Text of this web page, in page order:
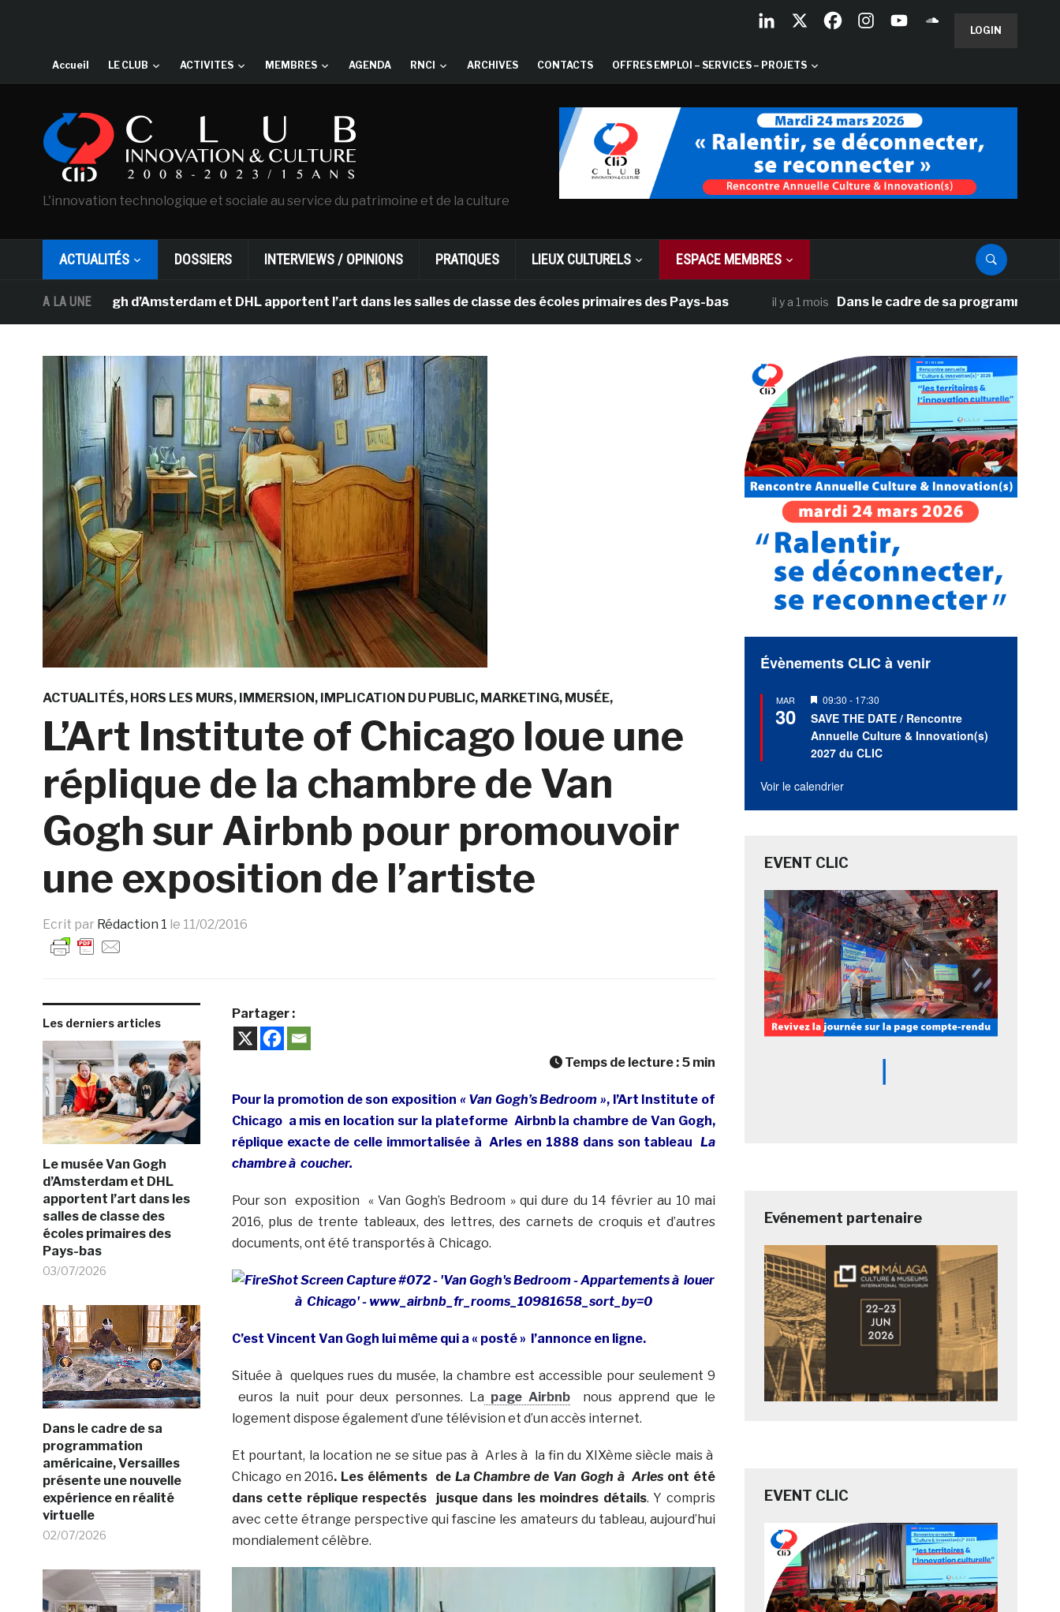
LOGIN
Accueil LE CLUB ACTIVITES MEMBRES AGENDA RNCI ARCHIVES CONTACTS OFFRES EMPLOI – SERVICES – PROJETS
L'innovation technologique et sociale au service du patrimoine et de la culture
ACTUALITÉS DOSSIERS INTERVIEWS / OPINIONS PRATIQUES LIEUX CULTURELS ESPACE MEMBRES
A LA UNE
Van Gogh d’Amsterdam et DHL apportent l’art dans les salles de classe des écoles primaires des Pays-bas il y a 1 mois Dans le cadre de sa programmation
ACTUALITÉS HORS LES MURS IMMERSION IMPLICATION DU PUBLIC MARKETING MUSÉE
L’Art Institute of Chicago loue une
réplique de la chambre de Van
Gogh sur Airbnb pour promouvoir
une exposition de l’artiste
Ecrit par Rédaction 1 le 11/02/2016
Les derniers articles
Le musée Van Gogh
d’Amsterdam et DHL
apportent l’art dans les
salles de classe des
écoles primaires des
Pays-bas
03/07/2026
Dans le cadre de sa
programmation
américaine, Versailles
présente une nouvelle
expérience en réalité
virtuelle
02/07/2026
Partager :
Temps de lecture : 5 min
Pour la promotion de son exposition « Van Gogh’s Bedroom », l’Art Institute of
Chicago a mis en location sur la plateforme Airbnb la chambre de Van Gogh,
réplique exacte de celle immortalisée à Arles en 1888 dans son tableau La
chambre à coucher.
Pour son exposition « Van Gogh’s Bedroom » qui dure du 14 février au 10 mai
2016, plus de trente tableaux, des lettres, des carnets de croquis et d’autres
documents, ont été transportés à Chicago.
C’est Vincent Van Gogh lui même qui a « posté » l’annonce en ligne.
Située à quelques rues du musée, la chambre est accessible pour seulement 9
euros la nuit pour deux personnes. La page Airbnb nous apprend que le
logement dispose également d’une télévision et d’un accès internet.
Et pourtant, la location ne se situe pas à Arles à la fin du XIXème siècle mais à
Chicago en 2016. Les éléments de La Chambre de Van Gogh à Arles ont été
dans cette réplique respectés jusque dans les moindres détails. Y compris
avec cette étrange perspective qui fascine les amateurs du tableau, aujourd’hui
mondialement célèbre.
Évènements CLIC à venir
MAR
30
Mis
en
avant
09:30 - 17:30
SAVE THE DATE / Rencontre
Annuelle Culture & Innovation(s)
2027 du CLIC
Voir le calendrier
EVENT CLIC
Evénement partenaire
EVENT CLIC